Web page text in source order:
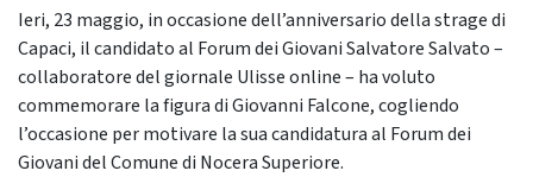
Ieri, 23 maggio, in occasione dell’anniversario della strage di
Capaci, il candidato al Forum dei Giovani Salvatore Salvato –
collaboratore del giornale Ulisse online – ha voluto
commemorare la figura di Giovanni Falcone, cogliendo
l’occasione per motivare la sua candidatura al Forum dei
Giovani del Comune di Nocera Superiore.